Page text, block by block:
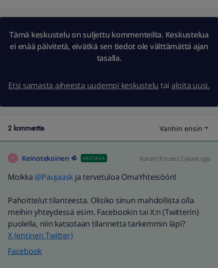
Tämä keskustelu on suljettu kommenteilta. Keskustelua
ei enää päivitetä, eivätkä sen tiedot ole välttämättä ajan
tasalla.
Etsi samasta aiheesta uudempi keskustelu tai aloita uusi.
2 kommenttia Vanhin ensin
K Keinotekoinen VASTAUS Forum|Forum|2 years ago
Moikka @Paujaask ja tervetuloa OmaYhteisöön!
Pahoittelut tilanteesta. Olisiko sinun mahdollista olla
meihin yhteydessä esim. Facebookin tai X:n (Twitterin)
puolella, niin katsotaan tilannetta tarkemmin läpi?
X (entinen Twitter)
Facebook